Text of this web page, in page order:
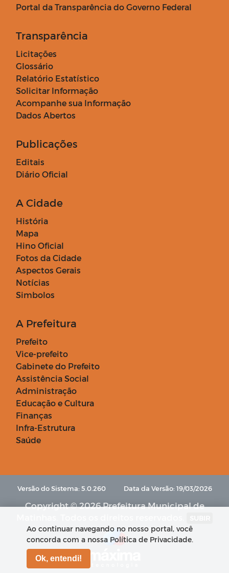
Portal da Transparência do Governo Federal
Transparência
Licitações
Glossário
Relatório Estatístico
Solicitar Informação
Acompanhe sua Informação
Dados Abertos
Publicações
Editais
Diário Oficial
A Cidade
História
Mapa
Hino Oficial
Fotos da Cidade
Aspectos Gerais
Notícias
Simbolos
A Prefeitura
Prefeito
Vice-prefeito
Gabinete do Prefeito
Assistência Social
Administração
Educação e Cultura
Finanças
Infra-Estrutura
Saúde
Versão do Sistema: 5.0.260 Data da Versão: 19/03/2026
Copyright © 2026 Prefeitura Municipal de
Ao continuar navegando no nosso portal, você
concorda com a nossa Política de Privacidade.
Ok, entendi!